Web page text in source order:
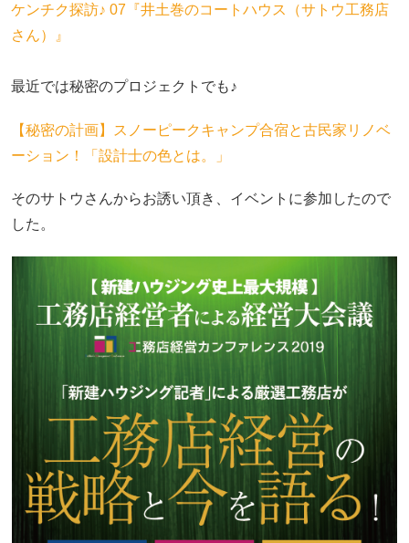
ケンチク探訪♪ 07『井土巻のコートハウス（サトウ工務店
さん）』
最近では秘密のプロジェクトでも♪
【秘密の計画】スノーピークキャンプ合宿と古民家リノベ
ーション！「設計士の色とは。」
そのサトウさんからお誘い頂き、イベントに参加したので
した。